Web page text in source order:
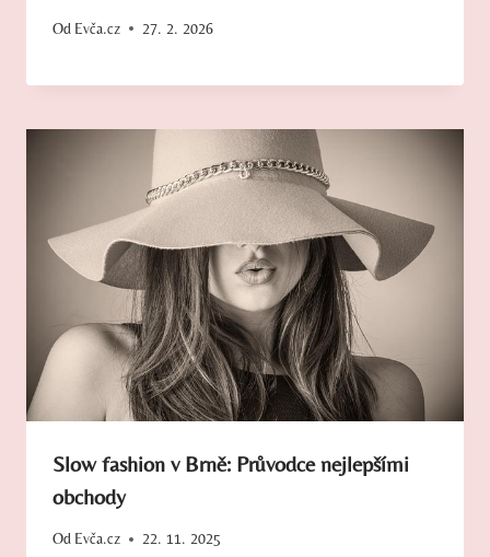
Od Evča.cz 27. 2. 2026
Slow fashion v Brně: Průvodce nejlepšími
obchody
Od Evča.cz 22. 11. 2025